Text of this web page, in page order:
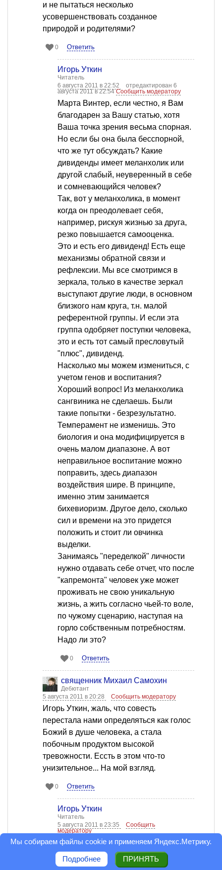
и не пытаться несколько
усовершенствовать созданное
природой и родителями?
0 Ответить
Игорь Уткин
Читатель
6 августа 2011 в 22:52
отредактирован 6
августа 2011 в 22:54Сообщить модератору
Марта Винтер, если честно, я Вам
благодарен за Вашу статью, хотя
Ваша точка зрения весьма спорная.
Но если бы она была бесспорной,
что же тут обсуждать? Какие
дивиденды имеет меланхолик или
другой слабый, неуверенный в себе
и сомневающийся человек?
Так, вот у меланхолика, в момент
когда он преодолевает себя,
например, рискуя жизнью за друга,
резко повышается самооценка.
Это и есть его дивиденд! Есть еще
механизмы обратной связи и
рефлексии. Мы все смотримся в
зеркала, только в качестве зеркал
выступают другие люди, в основном
близкого нам круга, т.н. малой
референтной группы. И если эта
группа одобряет поступки человека,
это и есть тот самый пресловутый
"плюс", дивиденд.
Насколько мы можем измениться, с
учетом генов и воспитания?
Хороший вопрос! Из меланхолика
сангвиника не сделаешь. Были
такие попытки - безрезультатно.
Темперамент не изменишь. Это
биология и она модифицируется в
очень малом диапазоне. А вот
неправильное воспитание можно
поправить, здесь диапазон
воздействия шире. В принципе,
именно этим занимается
бихевиоризм. Другое дело, сколько
сил и времени на это придется
положить и стоит ли овчинка
выделки.
Занимаясь "переделкой" личности
нужно отдавать себе отчет, что после
"капремонта" человек уже может
проживать не свою уникальную
жизнь, а жить согласно чьей-то воле,
по чужому сценарию, наступая на
горло собственным потребностям.
Надо ли это?
0 Ответить
священник Михаил Самохин
Дебютант
5 августа 2011 в 20:28
Сообщить модератору
Игорь Уткин, жаль, что совесть
перестала нами определяться как голос
Божий в душе человека, а стала
побочным продуктом высокой
тревожности. Ессть в этом что-то
унизительное... На мой взгляд.
0 Ответить
Игорь Уткин
Читатель
5 августа 2011 в 23:35
Сообщить
модератору
священник Михаил Самохин,
батюшка, я думаю, главное, чтобы
совесть была, а уж как ее называть -
Мы собираем файлы cookie и применяем Яндекс.Метрику.
Подробнее ПРИНЯТЬ